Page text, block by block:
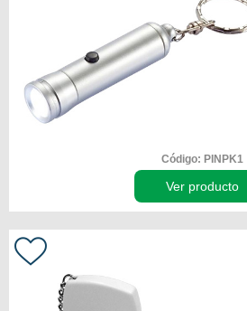
Código: PINPK1
Ver producto